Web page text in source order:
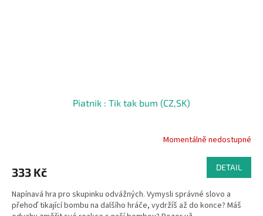
Piatnik : Tik tak bum (CZ,SK)
Momentálně nedostupné
333 Kč DETAIL
Napínavá hra pro skupinku odvážných. Vymysli správné slovo a
přehoď tikající bombu na dalšího hráče, vydržíš až do konce? Máš